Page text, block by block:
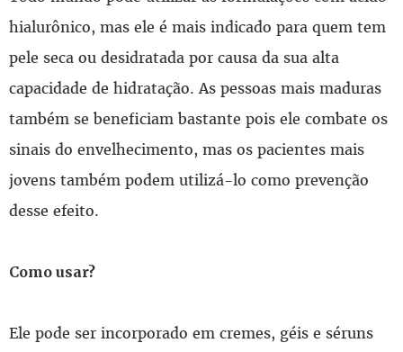
hialurônico, mas ele é mais indicado para quem tem
pele seca ou desidratada por causa da sua alta
capacidade de hidratação. As pessoas mais maduras
também se beneficiam bastante pois ele combate os
sinais do envelhecimento, mas os pacientes mais
jovens também podem utilizá-lo como prevenção
desse efeito.
Como usar?
Ele pode ser incorporado em cremes, géis e séruns